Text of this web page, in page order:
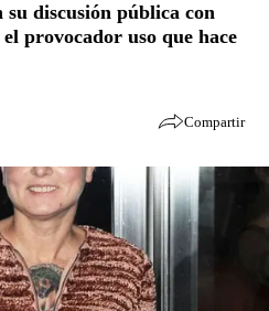
su discusión pública con
provocador uso que hace
Compartir